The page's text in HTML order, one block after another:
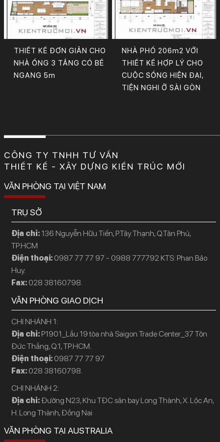
THIẾT KẾ ĐƠN GIẢN CHO
NHÀ ỐNG 3 TẦNG CÓ BỀ
NGANG 5m
NHÀ PHỐ 206m2 VỚI
THIẾT KẾ HỢP LÝ CHO
CUỘC SỐNG HIỆN ĐẠI,
TIỆN NGHI Ở SÀI GÒN
CÔNG TY TNHH TƯ VẤN
THIẾT KẾ - XÂY DỰNG KIẾN TRÚC MỚI
VĂN PHÒNG TẠI VIỆT NAM
TRỤ SỞ
Địa chỉ: 136 Nguyễn Hữu Tiến, P.Tây Thạnh, Q.Tân Phú,
TP.HCM
Điện thoại: 0987 77 77 97 - 0988 777792 KTS: Phan Bảo
Huy.
Fax: 028 38160798.
VĂN PHÒNG GIAO DỊCH
CHI NHÁNH 1:
Địa chỉ: P1901_Lầu 19 tòa nhà Saigon Trade Center_37 Tôn
Đức Thắng, Q.1, TP.HCM.
Điện thoại: 0987 77 77 97
Fax: 028 38160798.
CHI NHÁNH 2:
Địa chỉ:Đường N23, Khu TĐC sân bay Long Thành, X. Lộc An,
H. Long Thành, Đồng Nai
VĂN PHÒNG TẠI AUSTRALIA